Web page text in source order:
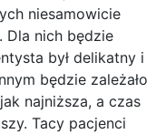
niesamowicie
Dla nich będzie
był delikatny i
będzie zależało
najniższa, a czas
Tacy pacjenci